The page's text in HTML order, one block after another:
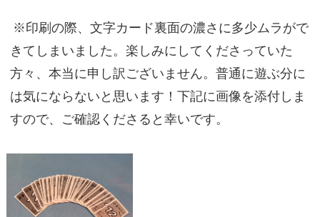
※印刷の際、文字カード裏面の濃さに多少ムラがで
きてしまいました。楽しみにしてくださっていた
方々、本当に申し訳ございません。普通に遊ぶ分に
は気にならないと思います！下記に画像を添付しま
すので、ご確認くださると幸いです。